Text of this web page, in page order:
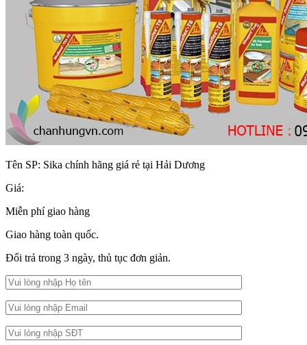
Tên SP: Sika chính hãng giá rẻ tại Hải Dương
Giá:
Miễn phí giao hàng
Giao hàng toàn quốc.
Đổi trả trong 3 ngày, thủ tục đơn giản.